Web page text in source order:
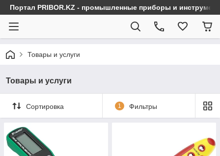
Портал PRIBOR.KZ - промышленные приборы и
Товары и услуги
Товары и услуги
Сортировка 1 Фильтры